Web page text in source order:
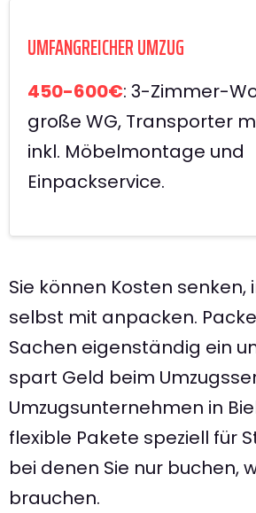
UMFANGREICHER UMZUG
450-600€: 3-Zimmer-
große WG, Transporter
inkl. Möbelmontage und
Einpackservice.
Sie können Kosten senken,
selbst mit anpacken.
Sachen eigenständig ein
spart Geld beim
Umzugsunternehmen in
flexible Pakete speziell für
bei denen Sie nur buchen,
brauchen.